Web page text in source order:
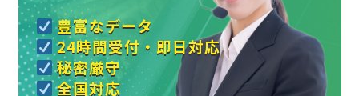
豊富なデータ
24時間受付・即日対応
秘密厳守
全国対応